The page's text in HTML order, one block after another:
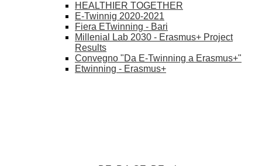
HEALTHIER TOGETHER
E-Twinnig 2020-2021
Fiera ETwinning - Bari
Millenial Lab 2030 - Erasmus+ Project
Results
Convegno "Da E-Twinning a Erasmus+"
Etwinning - Erasmus+